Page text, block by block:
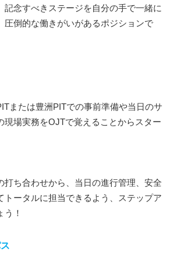
記念すべきステージを自分の手で一緒に
圧倒的な働きがいがあるポジションで
または豊洲PITでの事前準備や当日のサ
現場実務をOJTで覚えることからスター
打ち合わせから、当日の進行管理、安全
トータルに担当できるよう、ステップア
う！